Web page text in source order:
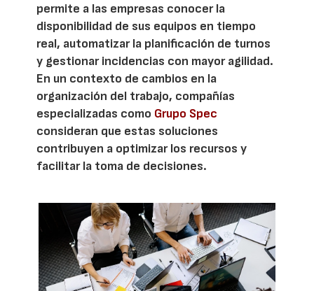
permite a las empresas conocer la
disponibilidad de sus equipos en tiempo
real, automatizar la planificación de turnos
y gestionar incidencias con mayor agilidad.
En un contexto de cambios en la
organización del trabajo, compañías
especializadas como Grupo Spec
consideran que estas soluciones
contribuyen a optimizar los recursos y
facilitar la toma de decisiones.